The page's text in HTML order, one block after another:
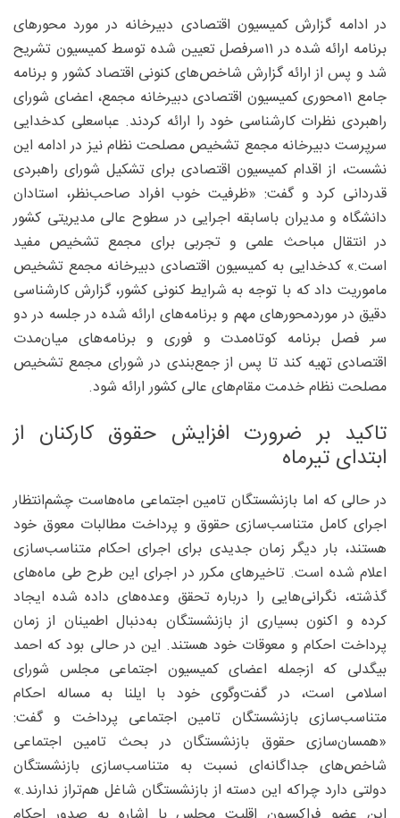
در ادامه گزارش کمیسیون اقتصادی دبیرخانه در مورد محور‌های
برنامه ارائه شده در ۱۱سرفصل تعیین شده توسط کمیسیون تشریح
شد و پس از ارائه گزارش شاخص‌های کنونی اقتصاد کشور و برنامه
جامع ۱۱محوری کمیسیون اقتصادی دبیرخانه مجمع، اعضای شورای
راهبردی نظرات کارشناسی خود را ارائه کردند. عباسعلی کدخدایی
سرپرست دبیرخانه مجمع تشخیص مصلحت نظام نیز در ادامه این
نشست، از اقدام کمیسیون اقتصادی برای تشکیل شورای راهبردی
قدردانی کرد و گفت: «ظرفیت خوب افراد صاحب‌نظر، استادان
دانشگاه و مدیران باسابقه اجرایی در سطوح عالی مدیریتی کشور
در انتقال مباحث علمی و تجربی برای مجمع تشخیص مفید
است.» کدخدایی به کمیسیون اقتصادی دبیرخانه مجمع تشخیص
ماموریت داد که با توجه به شرایط کنونی کشور، گزارش کارشناسی
دقیق در موردمحور‌های مهم و برنامه‌های ارائه شده در جلسه در دو
سر فصل برنامه کوتاه‌مدت و فوری و برنامه‌های میان‌مدت
اقتصادی تهیه کند تا پس از جمع‌بندی در شورای مجمع تشخیص
مصلحت نظام خدمت مقام‌های عالی کشور ارائه شود.
تاکید بر ضرورت افزایش حقوق کارکنان از
ابتدای تیرماه
در حالی که اما بازنشستگان تامین اجتماعی ماه‌هاست چشم‌انتظار
اجرای کامل متناسب‌سازی حقوق و پرداخت مطالبات معوق خود
هستند، بار دیگر زمان جدیدی برای اجرای احکام متناسب‌سازی
اعلام شده است. تاخیرهای مکرر در اجرای این طرح طی ماه‌های
گذشته، نگرانی‌هایی را درباره تحقق وعده‌های داده شده ایجاد
کرده و اکنون بسیاری از بازنشستگان به‌دنبال اطمینان از زمان
پرداخت احکام و معوقات خود هستند. این در حالی بود که احمد
بیگدلی که ازجمله اعضای کمیسیون اجتماعی مجلس شورای
اسلامی است، در گفت‌وگوی خود با ایلنا به مساله احکام
متناسب‌سازی بازنشستگان تامین اجتماعی پرداخت و گفت:
«همسان‌سازی حقوق بازنشستگان در بحث تامین اجتماعی
شاخص‌های جداگانه‌ای نسبت به متناسب‌سازی بازنشستگان
دولتی دارد چراکه این دسته از بازنشستگان شاغل هم‌تراز ندارند.»